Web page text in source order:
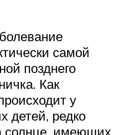
самой
позднего
Как
у
детей, редко
имеющих